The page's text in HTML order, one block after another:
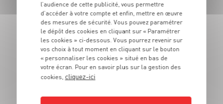
LES MAGASINS
À PROXIMITÉ
Vous souhaitez connaitre les magasins proches de votre
l’audience de cette publicité, vous permettre
d’accéder à votre compte et enfin, mettre en œuvre
des mesures de sécurité. Vous pouvez paramétrer
le dépôt des cookies en cliquant sur « Paramétrer
les cookies » ci-dessous. Vous pourrez revenir sur
vos choix à tout moment en cliquant sur le bouton
« personnaliser les cookies » situé en bas de
votre écran. Pour en savoir plus sur la gestion des
cookies, cliquez-ici